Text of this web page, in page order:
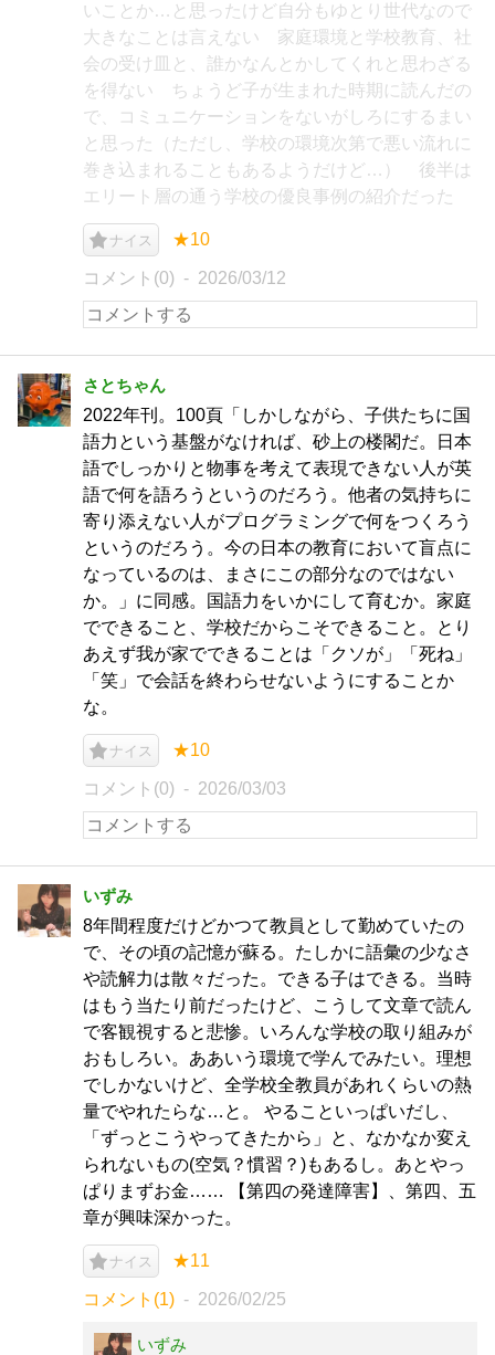
いことか…と思ったけど自分もゆとり世代なので
大きなことは言えない 家庭環境と学校教育、社
会の受け皿と、誰かなんとかしてくれと思わざる
を得ない ちょうど子が生まれた時期に読んだの
で、コミュニケーションをないがしろにするまい
と思った（ただし、学校の環境次第で悪い流れに
巻き込まれることもあるようだけど…） 後半は
エリート層の通う学校の優良事例の紹介だった
ナイス ★10
コメント(0) 2026/03/12
さとちゃん
2022年刊。100頁「しかしながら、子供たちに国
語力という基盤がなければ、砂上の楼閣だ。日本
語でしっかりと物事を考えて表現できない人が英
語で何を語ろうというのだろう。他者の気持ちに
寄り添えない人がプログラミングで何をつくろう
というのだろう。今の日本の教育において盲点に
なっているのは、まさにこの部分なのではない
か。」に同感。国語力をいかにして育むか。家庭
でできること、学校だからこそできること。とり
あえず我が家でできることは「クソが」「死ね」
「笑」で会話を終わらせないようにすることか
な。
ナイス ★10
コメント(0) 2026/03/03
いずみ
8年間程度だけどかつて教員として勤めていたの
で、その頃の記憶が蘇る。たしかに語彙の少なさ
や読解力は散々だった。できる子はできる。当時
はもう当たり前だったけど、こうして文章で読ん
で客観視すると悲惨。いろんな学校の取り組みが
おもしろい。ああいう環境で学んでみたい。理想
でしかないけど、全学校全教員があれくらいの熱
量でやれたらな…と。 やることいっぱいだし、
「ずっとこうやってきたから」と、なかなか変え
られないもの(空気？慣習？)もあるし。あとやっ
ぱりまずお金…… 【第四の発達障害】、第四、五
章が興味深かった。
ナイス ★11
コメント(1) 2026/02/25
いずみ